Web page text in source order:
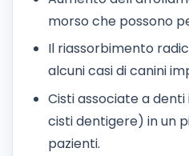
morso che possono
Il riassorbimento
alcuni casi di canini
Cisti associate a
cisti dentigere) in un
pazienti.